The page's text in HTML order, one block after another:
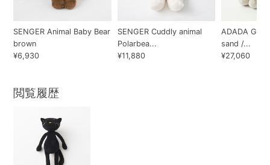
SENGER Animal Baby Bear
brown
¥6,930
SENGER Cuddly animal
Polarbea...
¥11,880
ADADA
sand /...
¥27,060
閲覧履歴